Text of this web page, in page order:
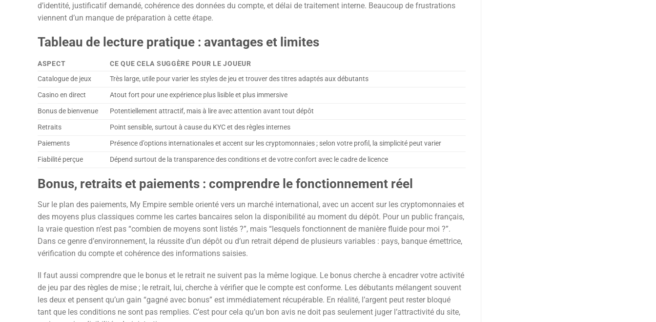
d’identité, justificatif demandé, cohérence des données du compte, et délai de traitement interne. Beaucoup de frustrations
viennent d’un manque de préparation à cette étape.
Tableau de lecture pratique : avantages et limites
ASPECT
CE QUE CELA SUGGÈRE POUR LE JOUEUR
Catalogue de jeux
Très large, utile pour varier les styles de jeu et trouver des titres adaptés aux débutants
Casino en direct
Atout fort pour une expérience plus lisible et plus immersive
Bonus de bienvenue
Potentiellement attractif, mais à lire avec attention avant tout dépôt
Retraits
Point sensible, surtout à cause du KYC et des règles internes
Paiements
Présence d’options internationales et accent sur les cryptomonnaies ; selon votre profil, la simplicité peut varier
Fiabilité perçue
Dépend surtout de la transparence des conditions et de votre confort avec le cadre de licence
Bonus, retraits et paiements : comprendre le fonctionnement réel
Sur le plan des paiements, My Empire semble orienté vers un marché international, avec un accent sur les cryptomonnaies et
des moyens plus classiques comme les cartes bancaires selon la disponibilité au moment du dépôt. Pour un public français,
la vraie question n’est pas “combien de moyens sont listés ?”, mais “lesquels fonctionnent de manière fluide pour moi ?”.
Dans ce genre d’environnement, la réussite d’un dépôt ou d’un retrait dépend de plusieurs variables : pays, banque émettrice,
vérification du compte et cohérence des informations saisies.
Il faut aussi comprendre que le bonus et le retrait ne suivent pas la même logique. Le bonus cherche à encadrer votre activité
de jeu par des règles de mise ; le retrait, lui, cherche à vérifier que le compte est conforme. Les débutants mélangent souvent
les deux et pensent qu’un gain “gagné avec bonus” est immédiatement récupérable. En réalité, l’argent peut rester bloqué
tant que les conditions ne sont pas remplies. C’est pour cela qu’un bon avis ne doit pas seulement juger l’attractivité du site,